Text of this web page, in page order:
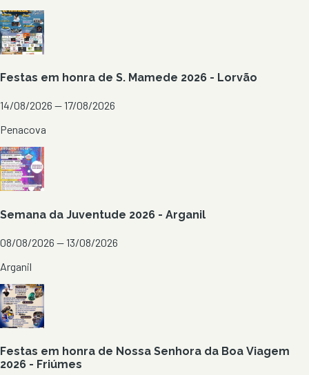
Festas em honra de S. Mamede 2026 - Lorvão
14/08/2026 — 17/08/2026
Penacova
Semana da Juventude 2026 - Arganil
08/08/2026 — 13/08/2026
Arganil
Festas em honra de Nossa Senhora da Boa Viagem
2026 - Friúmes